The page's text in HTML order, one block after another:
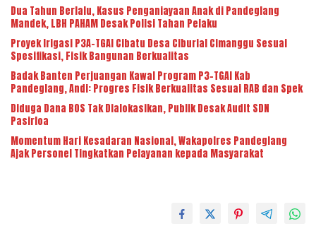
Dua Tahun Berlalu, Kasus Penganiayaan Anak di Pandeglang
Mandek, LBH PAHAM Desak Polisi Tahan Pelaku
Proyek Irigasi P3A-TGAI Cibatu Desa Ciburial Cimanggu Sesuai
Spesifikasi, Fisik Bangunan Berkualitas
Badak Banten Perjuangan Kawal Program P3-TGAI Kab
Pandeglang, Andi: Progres Fisik Berkualitas Sesuai RAB dan Spek
Diduga Dana BOS Tak Dialokasikan, Publik Desak Audit SDN
Pasirloa
Momentum Hari Kesadaran Nasional, Wakapolres Pandeglang
Ajak Personel Tingkatkan Pelayanan kepada Masyarakat